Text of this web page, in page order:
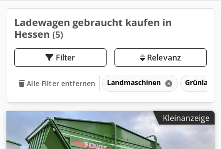
Ladewagen gebraucht kaufen in
Hessen (5)
Filter Relevanz
Alle Filter entfernen Landmaschinen
Kleinanzeige